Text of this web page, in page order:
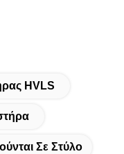
HVLS
Σε Στύλο